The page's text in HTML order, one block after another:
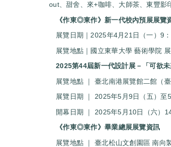
out、甜舍、來+咖啡、大師茶、東豐影
《作東◎東作》新一代校內預展展覽
展覽日期｜2025年4月21日（一）9
展覽地點｜國立東華大學 藝術學院
2025第44屆新一代設計展－「可欲
展覽地點 ｜ 臺北南港展覽館二館（
展覽日期 ｜ 2025年5月9日（五）至5
開幕日期 ｜ 2025年5月10日（六）
《作東◎東作》畢業總展展覽資訊
展覽地點 ｜ 臺北松山文創園區 南向